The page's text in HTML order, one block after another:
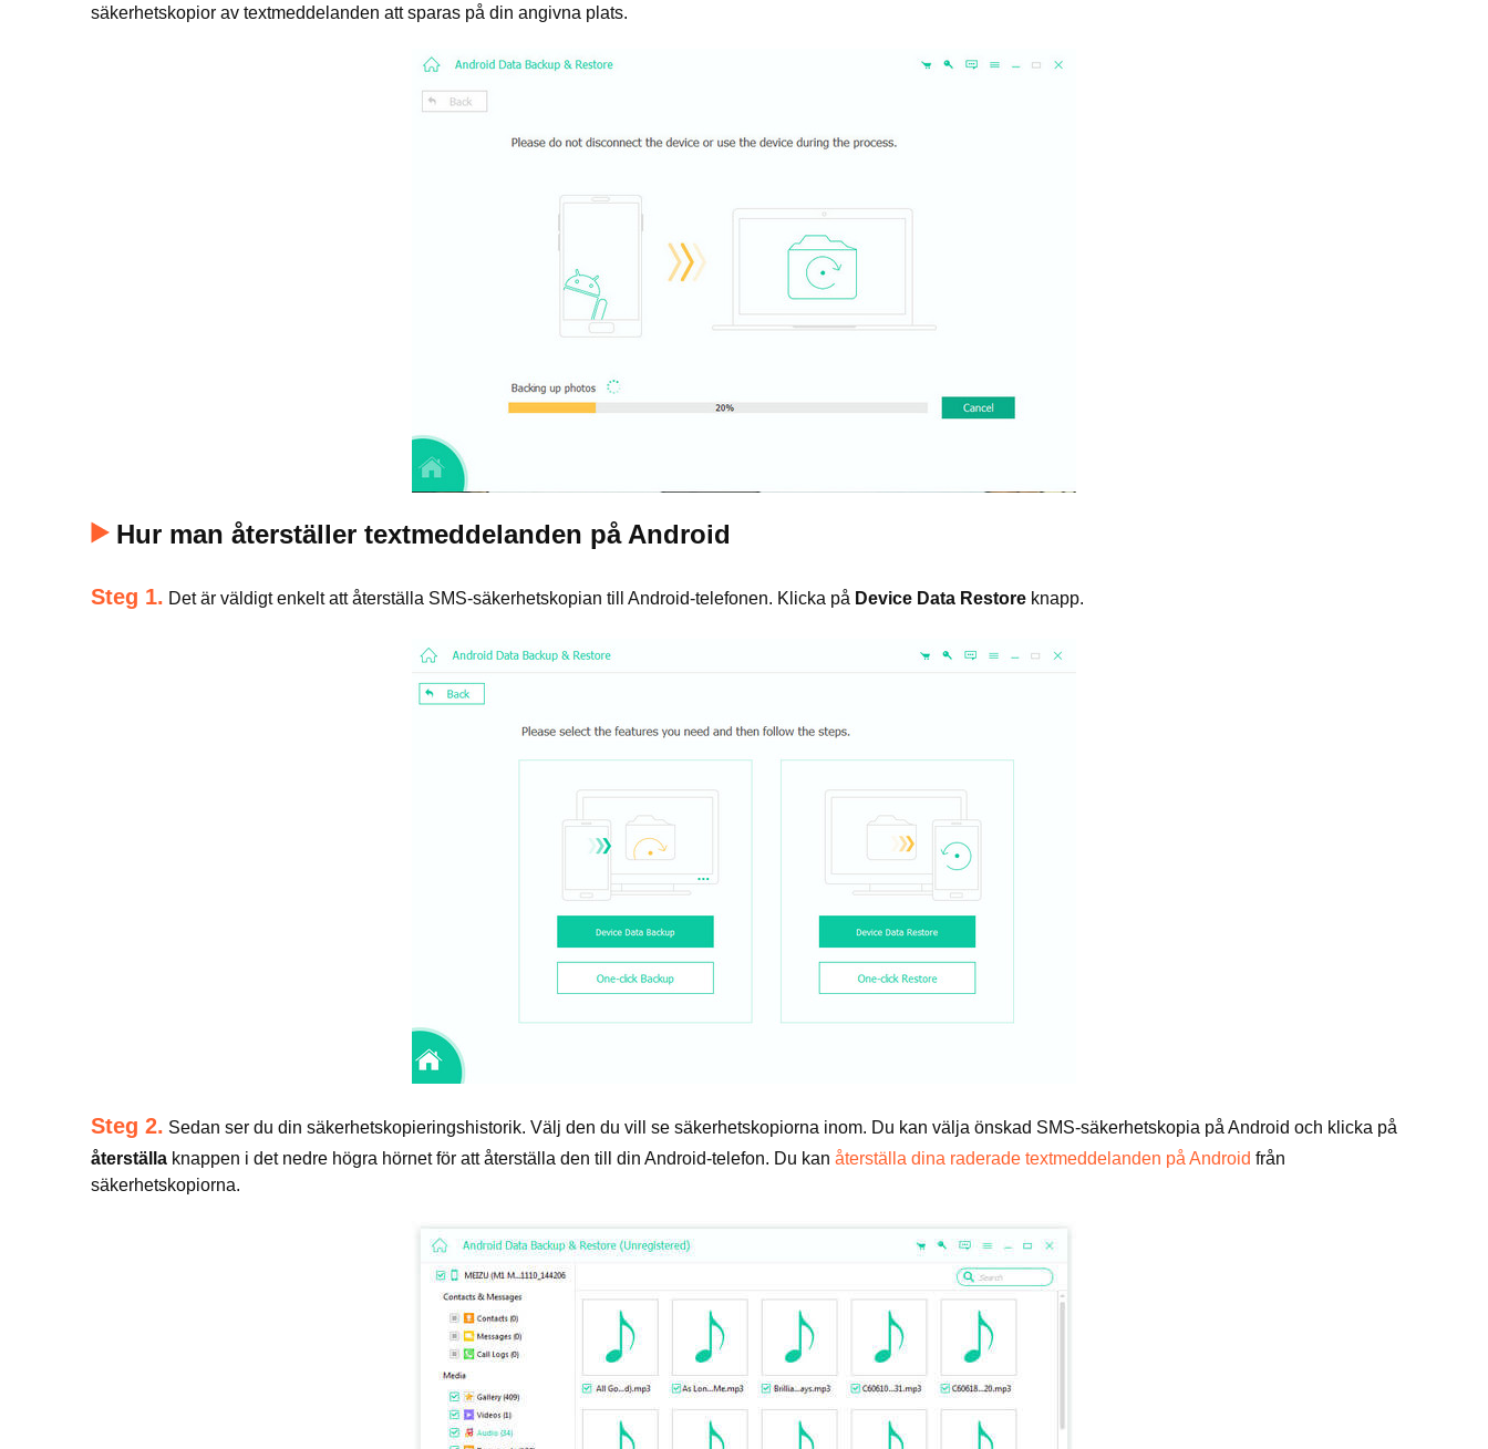
säkerhetskopior av textmeddelanden att sparas på din angivna plats.
Hur man återställer textmeddelanden på Android
Steg 1. Det är väldigt enkelt att återställa SMS-säkerhetskopian till Android-telefonen. Klicka på Device Data Restore knapp.
Steg 2. Sedan ser du din säkerhetskopieringshistorik. Välj den du vill se säkerhetskopiorna inom. Du kan välja önskad SMS-säkerhetskopia på Android och klicka på
återställa knappen i det nedre högra hörnet för att återställa den till din Android-telefon. Du kan återställa dina raderade textmeddelanden på Android från
säkerhetskopiorna.